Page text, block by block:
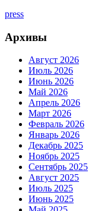
press
Архивы
Август 2026
Июль 2026
Июнь 2026
Май 2026
Апрель 2026
Март 2026
Февраль 2026
Январь 2026
Декабрь 2025
Ноябрь 2025
Сентябрь 2025
Август 2025
Июль 2025
Июнь 2025